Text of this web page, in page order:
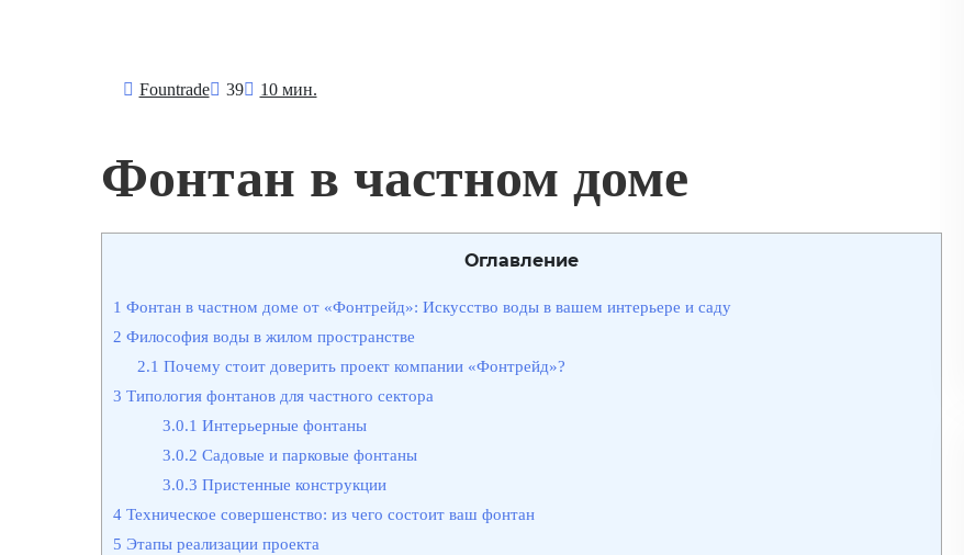
Fоuntrade 39 10 мин.
Фонтан в частном доме
Оглавление
1 Фонтан в частном доме от «Фонтрейд»: Искусство воды в вашем интерьере и саду
2 Философия воды в жилом пространстве
2.1 Почему стоит доверить проект компании «Фонтрейд»?
3 Типология фонтанов для частного сектора
3.0.1 Интерьерные фонтаны
3.0.2 Садовые и парковые фонтаны
3.0.3 Пристенные конструкции
4Техническое совершенство: из чего состоит ваш фонтан
5 Этапы реализации проекта